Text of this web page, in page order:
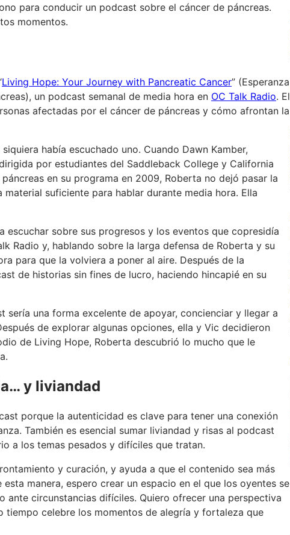
para conducir un podcast sobre el cáncer de páncreas.
momentos.
Living Hope: Your Journey with Pancreatic Cancer” (Esperanza
un podcast semanal de media hora en OC Talk Radio. El
afectadas por el cáncer de páncreas y cómo afrontan la
había escuchado uno. Cuando Dawn Kamber,
por estudiantes del Saddleback College y California
en su programa en 2009, Roberta no dejó pasar la
suficiente para hablar durante media hora. Ella
escuchar sobre sus progresos y los eventos que copresidía
Radio y, hablando sobre la larga defensa de Roberta y su
para que la volviera a poner al aire. Después de la
de historias sin fines de lucro, haciendo hincapié en su
sería una forma excelente de apoyar, concienciar y llegar a
de explorar algunas opciones, ella y Vic decidieron
de Living Hope, Roberta descubrió lo mucho que le
y liviandad
porque la autenticidad es clave para tener una conexión
También es esencial sumar liviandad y risas al podcast
a los temas pesados y difíciles que tratan.
y curación, y ayuda a que el contenido sea más
manera, espero crear un espacio en el que los oyentes se
ante circunstancias difíciles. Quiero ofrecer una perspectiva
celebre los momentos de alegría y fortaleza que